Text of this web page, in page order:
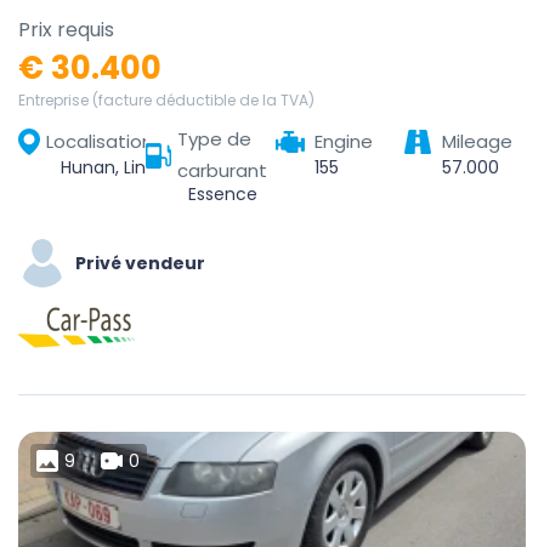
Prix requis
€ 30.400
Entreprise (facture déductible de la TVA)
Localisation
Hunan, Linchuan District, Fuzhou City, Jiangxi, China
Type de
carburant
Essence
Engine
155
Mileage
57.000
Privé vendeur
9 0